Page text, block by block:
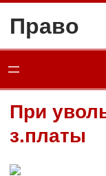
содержимому
Право
При
з.платы